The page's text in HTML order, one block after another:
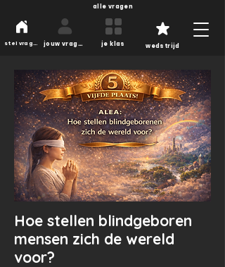
stel vragen jouw vragen je klas wedstrijd
alle vragen
Ale
a
Hoe stellen blindgeboren
mensen zich de wereld
voor?